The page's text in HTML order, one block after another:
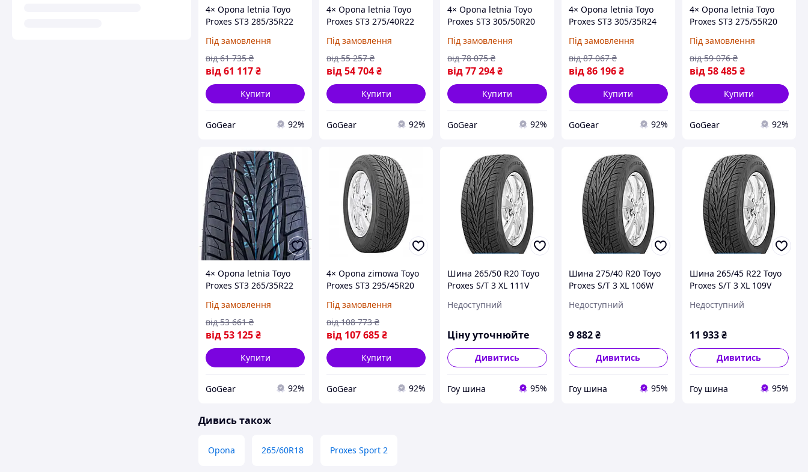
4× Opona letnia Toyo
Proxes ST3 285/35R22
(на Замовлення)
Під замовлення
від61 117₴
від 61 735 ₴
Купити
GoGear 92%
4× Opona letnia Toyo
Proxes ST3 275/40R22
(на Замовлення)
Під замовлення
від54 704₴
від 55 257 ₴
Купити
GoGear 92%
4× Opona letnia Toyo
Proxes ST3 305/50R20
(на Замовлення)
Під замовлення
від77 294₴
від 78 075 ₴
Купити
GoGear 92%
4× Opona letnia Toyo
Proxes ST3 305/35R24
(на Замовлення)
Під замовлення
від 86 196 ₴
від 87 067 ₴
Купити
GoGear 92%
4× Opona letnia Toyo
Proxes ST3 275/55R20
(на Замовлення)
Під замовлення
від58 485₴
від 59 076 ₴
Купити
GoGear 92%
4× Opona letnia Toyo
Proxes ST3 265/35R22
(на Замовлення)
Під замовлення
від53 125₴
від 53 661 ₴
Купити
GoGear 92%
4× Opona zimowa Toyo
Proxes ST3 295/45R20
(на Замовлення)
Під замовлення
від 107 685₴
від 108 773 ₴
Купити
GoGear 92%
Шина 265/50 R20 Toyo
Proxes S/T 3 XL 111V
Недоступний
Ціну уточнюйте
Дивитись
Гоу шина 95%
Шина 275/40 R20 Toyo
Proxes S/T 3 XL 106W
Недоступний
9 882 ₴
Дивитись
Гоу шина 95%
Шина 265/45 R22 Toyo
Proxes S/T 3 XL 109V
Недоступний
11 933₴
Дивитись
Гоу шина 95%
Дивись також
Opona 265/60R18 Proxes Sport 2